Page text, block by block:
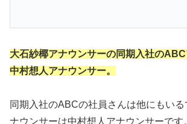
大石紗椰アナウンサーの同期入社の
中村想人アナウンサー。
同期入社のABCの社員さんは他にもい
ナウンサーは中村想人アナウンサーです